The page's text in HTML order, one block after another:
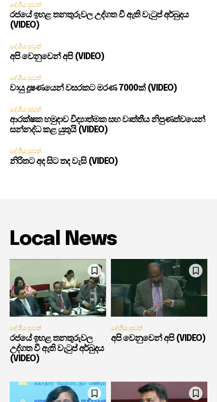
දේශීය පුවත්
රජයේ ඉහළ තනතුරුවල උද්ගත වී ඇති වැටුප් අර්බුදය
(VIDEO)
දේශීය පුවත්
අපි වෙනුවෙන් අපි (VIDEO)
දේශීය පුවත්
වායු දූෂණයෙන් වසරකට මරණ 7000ක් (VIDEO)
දේශීය පුවත්
ආරක්ෂක හමුදාව විද්‍යාත්මක සහ වෘත්තීය නිපුණත්වයෙන්
සන්නද්ධ කළ යුතුයි (VIDEO)
දේශීය පුවත්
නිරිතට අද සිට තද වැසි (VIDEO)
Local News
දේශීය පුවත්
රජයේ ඉහළ තනතුරුවල
උද්ගත වී ඇති වැටුප් අර්බුදය
(VIDEO)
දේශීය පුවත්
අපි වෙනුවෙන් අපි (VIDEO)